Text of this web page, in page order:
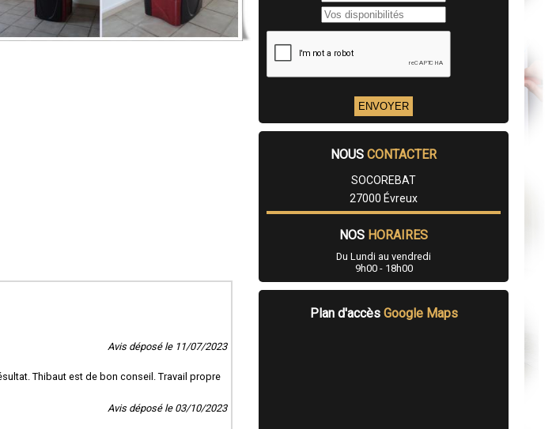
Avis déposé le 11/07/2023
Thibaut est de bon conseil. Travail propre
Avis déposé le 03/10/2023
NOUS CONTACTER
SOCOREBAT
27000 Évreux
NOS HORAIRES
Du Lundi au vendredi
9h00 - 18h00
Plan d'accès Google Maps